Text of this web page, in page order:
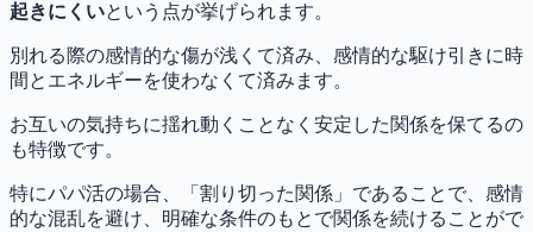
起きにくいという点が挙げられます。
別れる際の感情的な傷が浅くて済み、感情的な駆け引きに時
間とエネルギーを使わなくて済みます。
お互いの気持ちに揺れ動くことなく安定した関係を保てるの
も特徴です。
特にパパ活の場合、「割り切った関係」であることで、感情
的な混乱を避け、明確な条件のもとで関係を続けることがで